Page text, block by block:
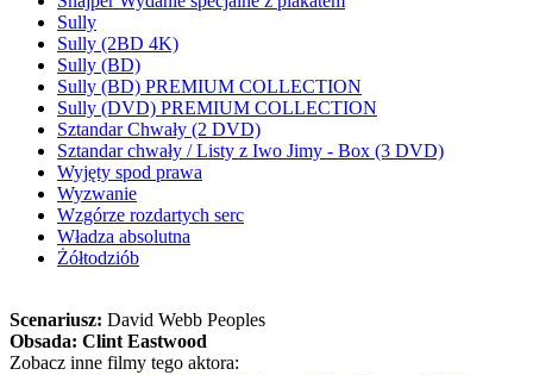
Sully
Sully (2BD 4K)
Sully (BD)
Sully (BD) PREMIUM COLLECTION
Sully (DVD) PREMIUM COLLECTION
Sztandar Chwały (2 DVD)
Sztandar chwały / Listy z Iwo Jimy - Box (3 DVD)
Wyjęty spod prawa
Wyzwanie
Wzgórze rozdartych serc
Władza absolutna
Żółtodziób
Scenariusz: David Webb Peoples
Obsada: Clint Eastwood
Zobacz inne filmy tego aktora: